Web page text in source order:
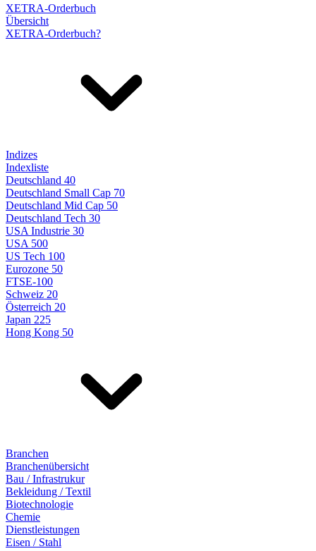
XETRA-Orderbuch
Übersicht
XETRA-Orderbuch?
Indizes
Indexliste
Deutschland 40
Deutschland Small Cap 70
Deutschland Mid Cap 50
Deutschland Tech 30
USA Industrie 30
USA 500
US Tech 100
Eurozone 50
FTSE-100
Schweiz 20
Österreich 20
Japan 225
Hong Kong 50
Branchen
Branchenübersicht
Bau / Infrastrukur
Bekleidung / Textil
Biotechnologie
Chemie
Dienstleistungen
Eisen / Stahl